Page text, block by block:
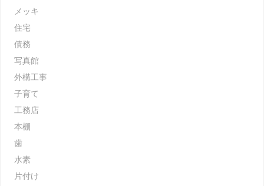
メッキ
住宅
債務
写真館
外構工事
子育て
工務店
本棚
歯
水素
片付け